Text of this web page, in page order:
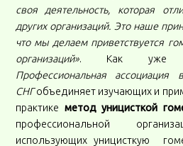
своя деятельность, которая
других организаций. Это наше
что мы делаем приветствуется
организаций». Как уже
Профессиональная ассоциация
СНГобъединяет изучающих и
практике метод уницисткой
профессиональной
использующих уницисткую